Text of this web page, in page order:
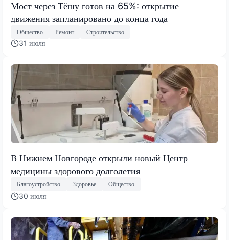
Мост через Тёшу готов на 65%: открытие
движения запланировано до конца года
Общество Ремонт Строительство
31 июля
В Нижнем Новгороде открыли новый Центр
медицины здорового долголетия
Благоустройство Здоровье Общество
30 июля